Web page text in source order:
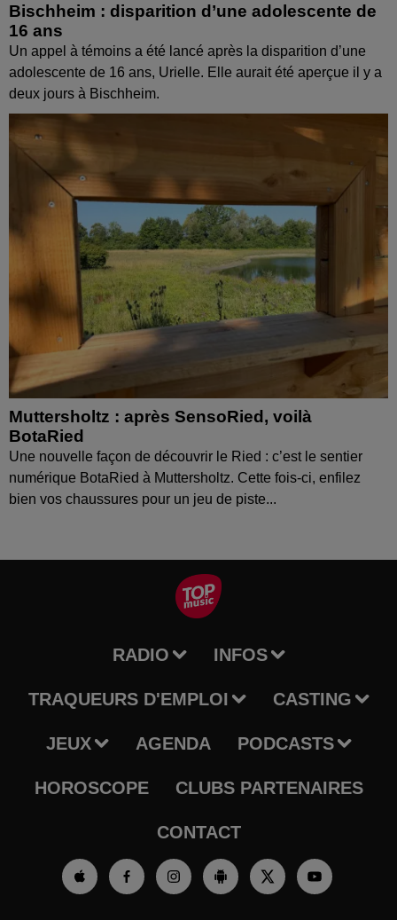
Bischheim : disparition d’une adolescente de
16 ans
Un appel à témoins a été lancé après la disparition d’une
adolescente de 16 ans, Urielle. Elle aurait été aperçue il y a
deux jours à Bischheim.
Muttersholtz : après SensoRied, voilà
BotaRied
Une nouvelle façon de découvrir le Ried : c’est le sentier
numérique BotaRied à Muttersholtz. Cette fois-ci, enfilez
bien vos chaussures pour un jeu de piste...
RADIO INFOS
TRAQUEURS D'EMPLOI CASTING
JEUX AGENDA PODCASTS
HOROSCOPE CLUBS PARTENAIRES
CONTACT